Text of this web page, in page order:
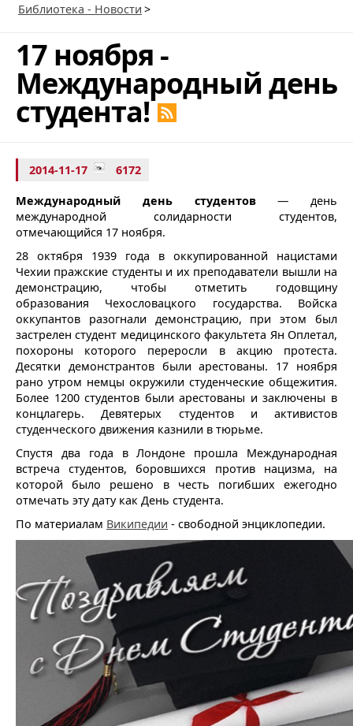
Библиотека - Новости >
17 ноября -
Международный день
студента!
2014-11-17 6172
Международный день студентов— день
международной солидарности студентов,
отмечающийся 17 ноября.
28 октября 1939 года в оккупированной нацистами
Чехии пражские студенты и их преподаватели вышли на
демонстрацию, чтобы отметить годовщину
образования Чехословацкого государства. Войска
оккупантов разогнали демонстрацию, при этом был
застрелен студент медицинского факультета Ян Оплетал,
похороны которого переросли в акцию протеста.
Десятки демонстрантов были арестованы. 17 ноября
рано утром немцы окружили студенческие общежития.
Более 1200 студентов были арестованы и заключены в
концлагерь. Девятерых студентов и активистов
студенческого движения казнили в тюрьме.
Спустя два года в Лондоне прошла Международная
встреча студентов, боровшихся против нацизма, на
которой было решено в честь погибших ежегодно
отмечать эту дату как День студента.
По материалам Википедии - свободной энциклопедии.